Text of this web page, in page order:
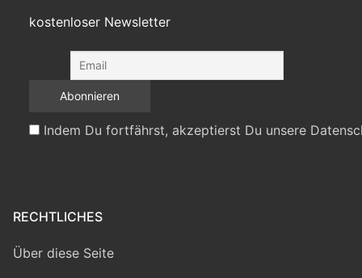
kostenloser Newsletter
Indem Du fortfährst, akzeptierst Du unsere
RECHTLICHES
Über diese Seite